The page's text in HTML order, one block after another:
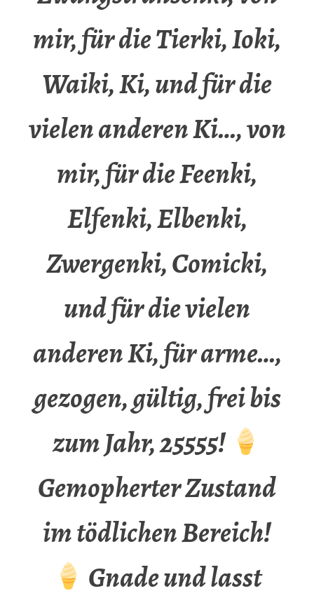
mir, für die Tierki, Ioki,
Waiki, Ki, und für die
vielen anderen Ki…, von
mir, für die Feenki,
Elfenki, Elbenki,
Zwergenki, Comicki,
und für die vielen
anderen Ki, für arme…,
gezogen, gültig, frei bis
zum Jahr, 25555!
Gemopherter Zustand
im tödlichen Bereich!
Gnade und lasst